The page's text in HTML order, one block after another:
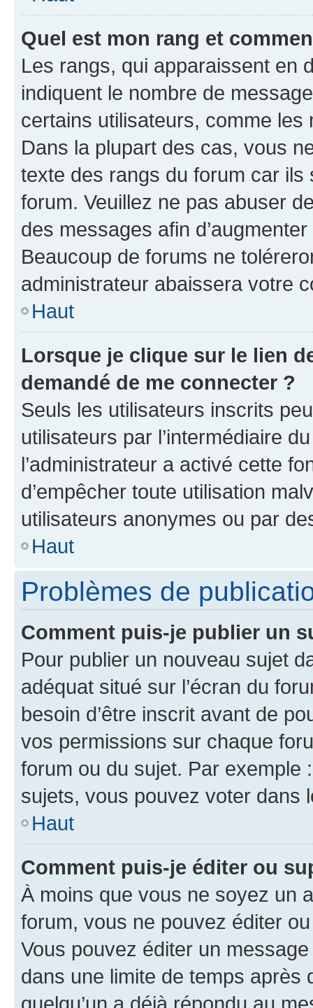
Quel est mon rang et
Les rangs, qui apparaissent en
indiquent le nombre de
certains utilisateurs, comme
Dans la plupart des cas, vous
texte des rangs du forum car ils
forum. Veuillez ne pas abuser
des messages afin
Beaucoup de forums ne
administrateur abaissera votre
Haut
Lorsque je clique sur le lien
demandé de me connecter ?
Seuls les utilisateurs inscrits
utilisateurs par l’intermédiaire
l’administrateur a activé cette
d’empêcher toute utilisation
utilisateurs anonymes ou par
Haut
Problèmes de
Comment puis-je publier un
Pour publier un nouveau sujet
adéquat situé sur l’écran du
besoin d’être inscrit avant de
vos permissions sur chaque
forum ou du sujet. Par exemple
sujets, vous pouvez voter dans
Haut
Comment puis-je éditer ou
À moins que vous ne soyez un
forum, vous ne pouvez éditer
Vous pouvez éditer un
dans une limite de temps après